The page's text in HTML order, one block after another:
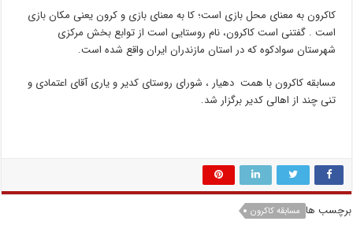
کاکرون به معنای محل بازی است؛ کا به معنای بازی و کرون یعنی مکان بازی
است . گفتنی است کاکرون، نام روستایی است از توابع بخش مرکزی
شهرستان سوادکوه که در استان مازندران ایران واقع شده است.
مسابقه کاکرون با همت دهیار ، شورای روستای کدیر و یاری آقای اعتمادی و
تنی چند از اهالی کدیر برگزار شد.
برچسب ها مسابقه کاکرون